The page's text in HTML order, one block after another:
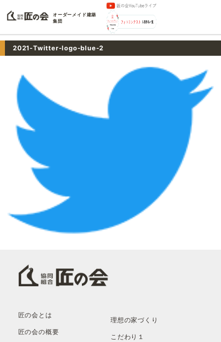
オーダーメイド建築
集団
2021-Twitter-logo-blue-2
匠の会とは
匠の会の概要
理想の家づくり
こだわり１